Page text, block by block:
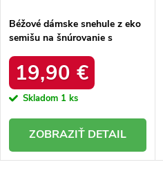
Béžové dámske snehule z eko
semišu na šnúrovanie s
produktu C3016 BEIGE
19,90 €
Skladom 1 ks
DETAIL